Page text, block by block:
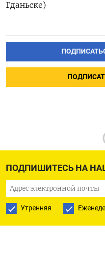
ПОДПИШИТЕСЬ НА
Утренняя
Гданьске)